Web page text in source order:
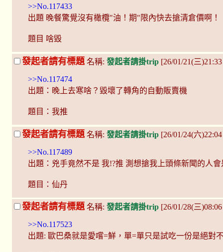
>>No.117433
出題 晚餐驚覺沒有橄欖"油！期"限內快去搶清倉價啊！
題目 啥毀
發起者請有標題 名稱: 發起者請掛trip [26/01/21(三
>>No.117474
出題：晚上去寒啥？毀壞了轉角的自動販賣機
題目：我推
發起者請有標題 名稱: 發起者請掛trip [26/01/24(六
>>No.117489
出題：兇手竟然不是 我!?推 測想搶我上頭條新聞的人會
題目：仙丹
發起者請有標題 名稱: 發起者請掛trip [26/01/28(三
>>No.117523
出題: 歐巴桑就是愛嚐=鮮，單=單只是試吃一份是絕對